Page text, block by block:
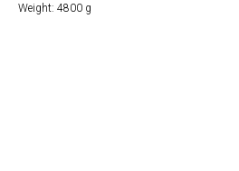
Weight: 4800 g